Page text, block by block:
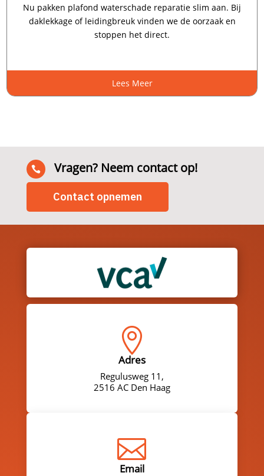
Nu pakken plafond waterschade reparatie slim aan.​ Bij
daklekkage of leidingbreuk vinden we de oorzaak en
stoppen het direct.​
Lees Meer
 Vragen? Neem contact op!
Contact opnemen

Adres
Regulusweg 11,
2516 AC Den Haag

Email